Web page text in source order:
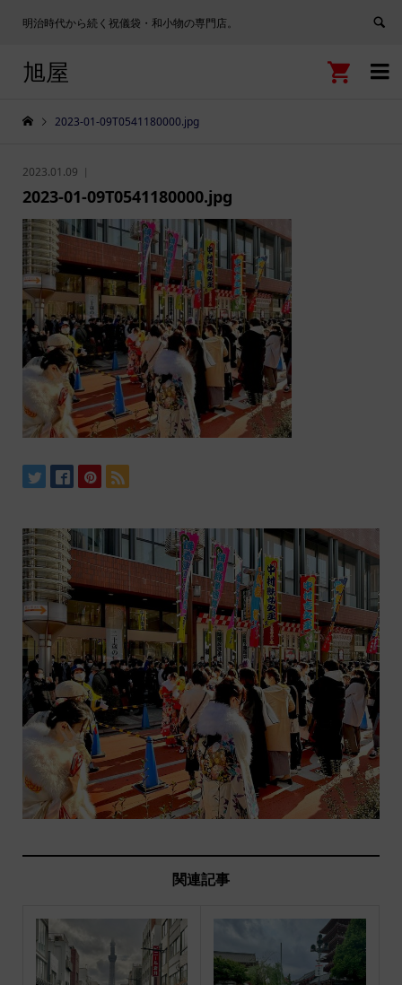
明治時代から続く祝儀袋・和小物の専門店。

旭屋 
2023-01-09T0541180000.jpg
2023.01.09
2023-01-09T0541180000.jpg
関連記事